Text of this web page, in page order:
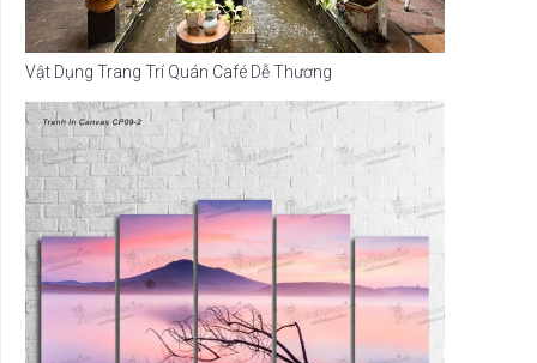
Vật Dụng Trang Trí Quán Café Dễ Thương